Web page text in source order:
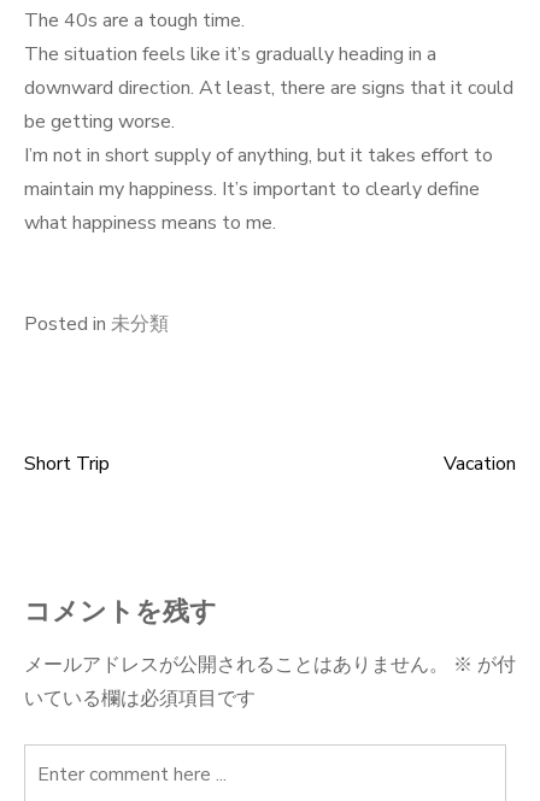
The 40s are a tough time.
The situation feels like it’s gradually heading in a
downward direction. At least, there are signs that it could
be getting worse.
I’m not in short supply of anything, but it takes effort to
maintain my happiness. It’s important to clearly define
what happiness means to me.
Posted in 未分類
投
ナ
ビ
ゲ
ー
Short Trip Vacation
コメントを残す
メールアドレスが公開されることはありません。 ※ が付
いている欄は必須項目です